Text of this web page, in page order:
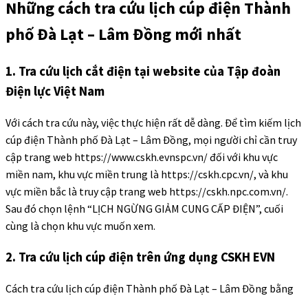
Những cách tra cứu lịch cúp điện Thành
phố Đà Lạt – Lâm Đồng mới nhất
1. Tra cứu lịch cắt điện tại website của Tập đoàn
Điện lực Việt Nam
Với cách tra cứu này, việc thực hiện rất dễ dàng. Để tìm kiếm lịch
cúp điện Thành phố Đà Lạt – Lâm Đồng, mọi người chỉ cần truy
cập trang web https://www.cskh.evnspc.vn/ đối với khu vực
miền nam, khu vực miền trung là https://cskh.cpc.vn/, và khu
vực miền bắc là truy cập trang web https://cskh.npc.com.vn/.
Sau đó chọn lệnh “LỊCH NGỪNG GIẢM CUNG CẤP ĐIỆN”, cuối
cùng là chọn khu vực muốn xem.
2. Tra cứu lịch cúp điện trên ứng dụng CSKH EVN
Cách tra cứu lịch cúp điện Thành phố Đà Lạt – Lâm Đồng bằng